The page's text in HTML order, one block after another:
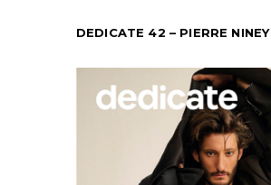
DEDICATE 42 – PIERRE NINEY